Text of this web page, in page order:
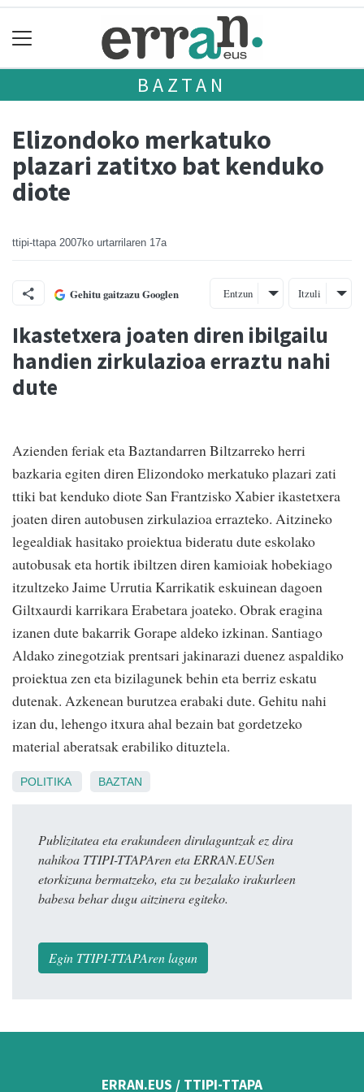
BAZTAN
Elizondoko merkatuko
plazari zatitxo bat kenduko
diote
ttipi-ttapa 2007ko urtarrilaren 17a
Gehitu gaitzazu Googlen Entzun Itzuli
Ikastetxera joaten diren ibilgailu
handien zirkulazioa erraztu nahi
dute
Azienden feriak eta Baztandarren Biltzarreko herri
bazkaria egiten diren Elizondoko merkatuko plazari zati
ttiki bat kenduko diote San Frantzisko Xabier ikastetxera
joaten diren autobusen zirkulazioa errazteko. Aitzineko
legealdiak hasitako proiektua bideratu dute eskolako
autobusak eta hortik ibiltzen diren kamioiak hobekiago
itzultzeko Jaime Urrutia Karrikatik eskuinean dagoen
Giltxaurdi karrikara Erabetara joateko. Obrak eragina
izanen dute bakarrik Gorape aldeko izkinan. Santiago
Aldako zinegotziak prentsari jakinarazi duenez aspaldiko
proiektua zen eta bizilagunek behin eta berriz eskatu
dutenak. Azkenean burutzea erabaki dute. Gehitu nahi
izan du, lehengo itxura ahal bezain bat gordetzeko
material aberatsak erabiliko dituztela.
POLITIKA BAZTAN
Publizitatea eta erakundeen dirulaguntzak ez dira
nahikoa TTIPI-TTAPAren eta ERRAN.EUSen
etorkizuna bermatzeko, eta zu bezalako irakurleen
babesa behar dugu aitzinera egiteko.
Egin TTIPI-TTAPAren lagun
ERRAN.EUS / TTIPI-TTAPA